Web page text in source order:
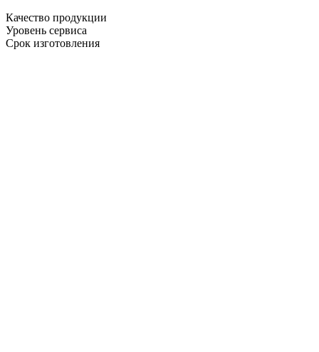
Качество продукции
Уровень сервиса
Срок изготовления